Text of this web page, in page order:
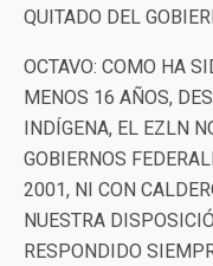
QUITADO DEL
OCTAVO: COMO HA
MENOS 16 AÑOS,
INDÍGENA, EL EZLN
GOBIERNOS
2001, NI CON
NUESTRA
RESPONDIDO